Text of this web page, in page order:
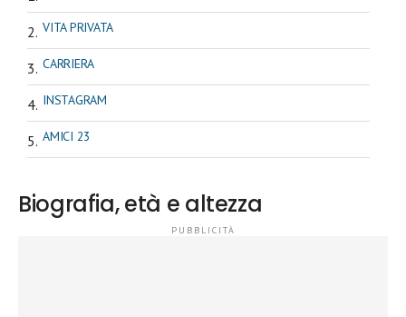
VITA PRIVATA
CARRIERA
INSTAGRAM
AMICI 23
Biografia, età e altezza